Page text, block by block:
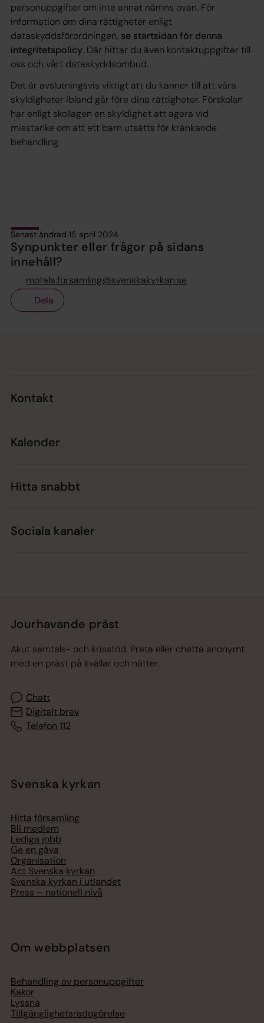
personuppgifter om inte annat nämns ovan. För
information om dina rättigheter enligt
dataskyddsförordningen, se startsidan för denna
integritetspolicy. Där hittar du även kontaktuppgifter till
oss och vårt dataskyddsombud.
Det är avslutningsvis viktigt att du känner till att våra
skyldigheter ibland går före dina rättigheter. Förskolan
har enligt skollagen en skyldighet att agera vid
misstanke om att ett barn utsätts för kränkande
behandling.
Senast ändrad 15 april 2024
Synpunkter eller frågor på sidans
innehåll?
motala.forsamling@svenskakyrkan.se
Dela
Kontakt
Kalender
Hitta snabbt
Sociala kanaler
Jourhavande präst
Akut samtals- och krisstöd. Prata eller chatta anonymt
med en präst på kvällar och nätter.
Chatt
Digitalt brev
Telefon 112
Svenska kyrkan
Hitta församling
Bli medlem
Lediga jobb
Ge en gåva
Organisation
Act Svenska kyrkan
Svenska kyrkan i utlandet
Press – nationell nivå
Om webbplatsen
Behandling av personuppgifter
Kakor
Lyssna
Tillgänglighetsredogörelse